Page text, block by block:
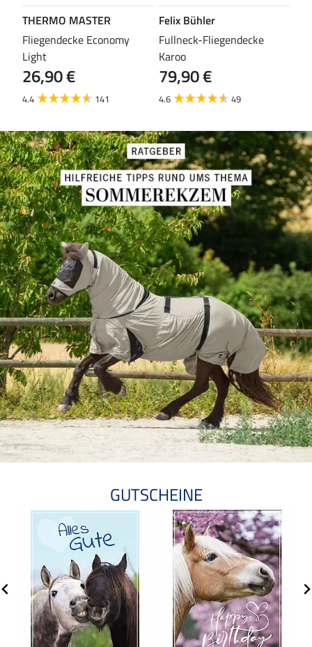
THERMO MASTER
Fliegendecke Economy
Light
26,90 €
4.4 141
Felix Bühler
Fullneck-Fliegendecke
Karoo
79,90 €
4.6 49
GUTSCHEINE